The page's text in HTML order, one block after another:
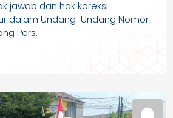
jawab dan hak koreksi
dalam Undang-Undang Nomor
Pers.